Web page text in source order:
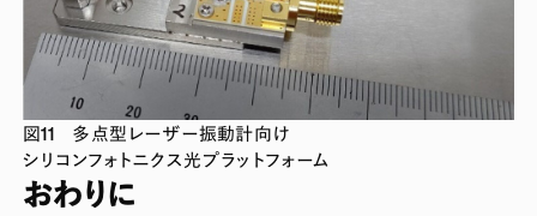
図11 多点型レーザー振動計向け
シリコンフォトニクス光プラットフォーム
おわりに